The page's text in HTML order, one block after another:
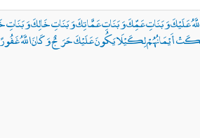
عَلَيْكَ وَبَنَاتِ عَمِّكَ وَبَنَاتِ عَمَّاتِكَ وَبَنَاتِ خَالِكَ وَبَنَاتِ
أَيْمَانُهُمْ لِكَيْلَا يَكُونَ عَلَيْكَ حَرَجٌ وَكَانَ اللَّهُ غَفُورًا